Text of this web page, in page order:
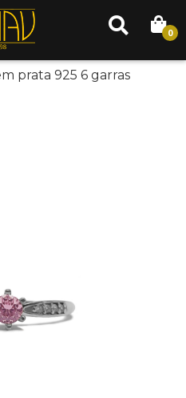
0
prata 925 6 garras